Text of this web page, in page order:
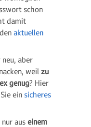
schon
damit
aktuellen
aber
weil zu
genug? Hier
ein sicheres
auseinem